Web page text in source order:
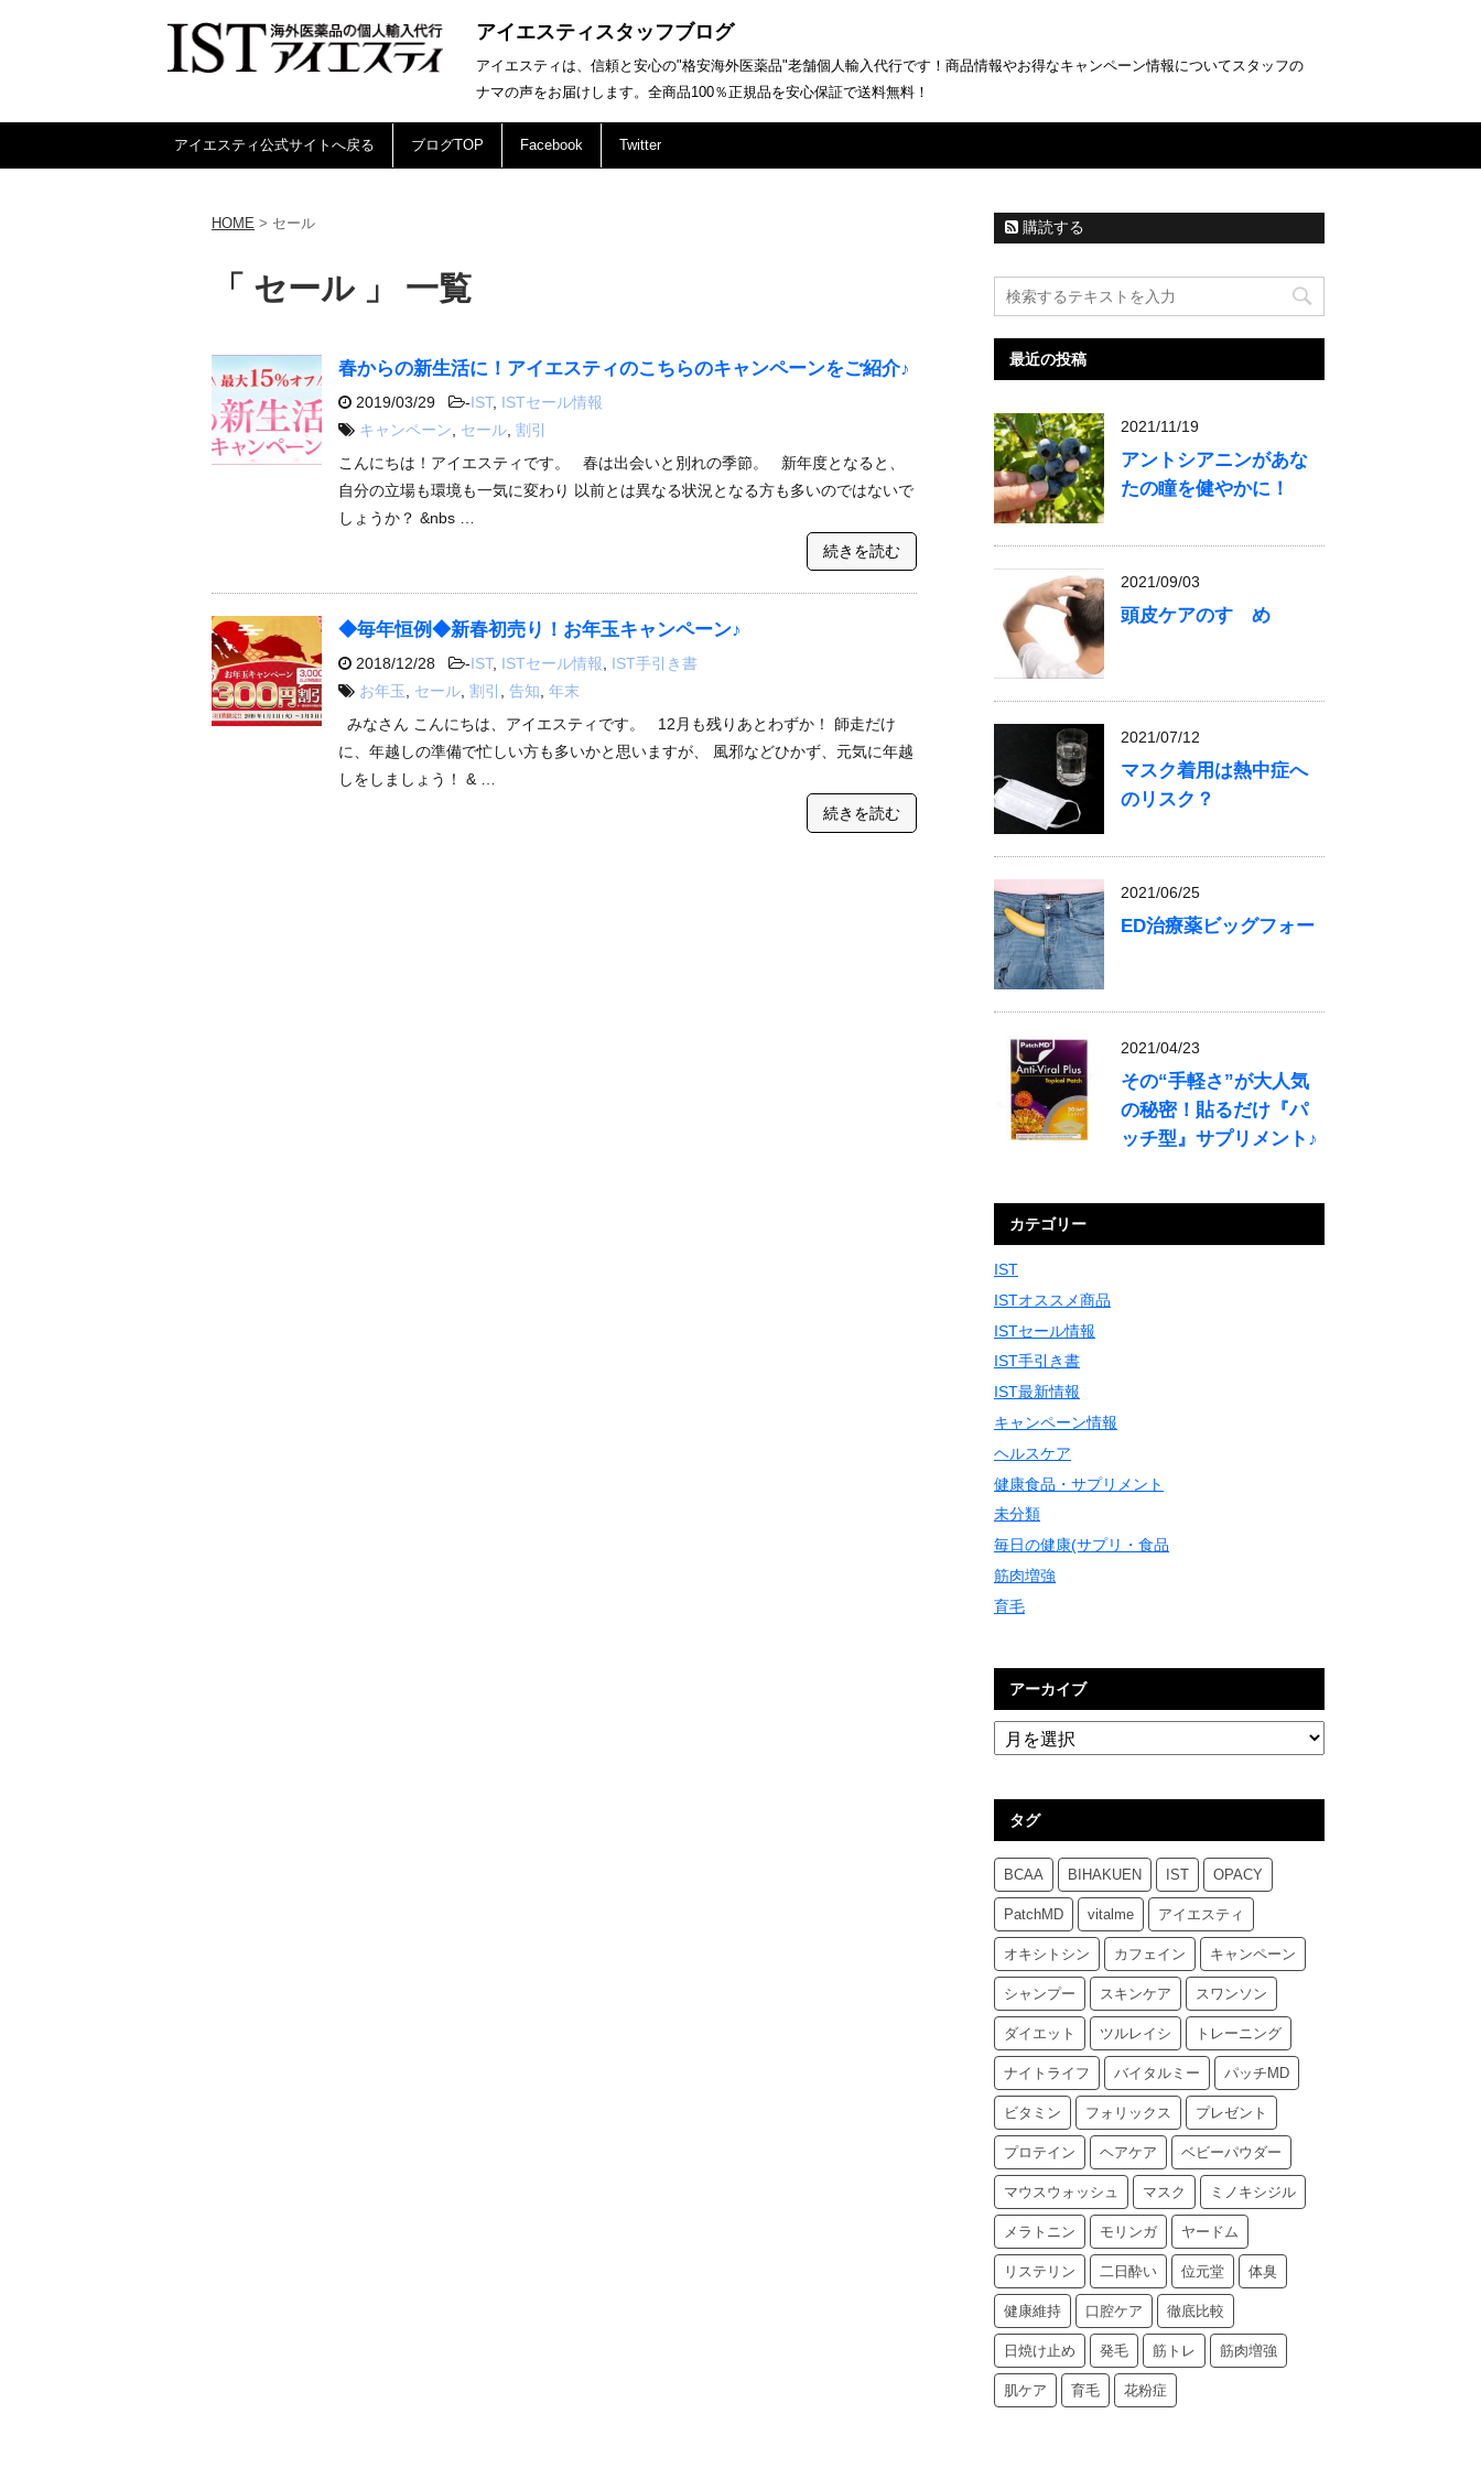
アイエスティスタッフブログ
アイエスティは、信頼と安心の"格安海外医薬品"老舗個人輸入代行です！商品情報やお得なキャンペーン情報についてスタッフの
ナマの声をお届けします。全商品100％正規品を安心保証で送料無料！
アイエスティ公式サイトへ戻る ブログTOP Facebook Twitter
HOME > セール
「 セール 」 一覧
春からの新生活に！アイエスティのこちらのキャンペーンをご紹介♪
2019/03/29 -IST, ISTセール情報
キャンペーン
セール 割引
こんにちは！アイエスティです。 春は出会いと別れの季節。 新年度となると、
自分の立場も環境も一気に変わり 以前とは異なる状況となる方も多いのではないで
しょうか？ &nbs …
続きを読む
◆毎年恒例◆新春初売り！お年玉キャンペーン♪
2018/12/28 -IST, ISTセール情報, IST手引き書
お年玉, セール, 割引 , 告知, 年末
みなさん こんにちは、アイエスティです。 12月も残りあとわずか！ 師走だけ
に、年越しの準備で忙しい方も多いかと思いますが、 風邪などひかず、元気に年越
しをしましょう！ & …
続きを読む
購読する
最近の投稿
2021/11/19
アントシアニンがあな
たの瞳を健やかに！
2021/09/03
頭皮ケアのすゝめ
2021/07/12
マスク着用は熱中症へ
のリスク？
2021/06/25
ED治療薬ビッグフォー
2021/04/23
その“手軽さ”が大人気
の秘密！貼るだけ『パ
ッチ型』サプリメント♪
カテゴリー
IST
ISTオススメ商品
ISTセール情報
IST手引き書
IST最新情報
キャンペーン情報
ヘルスケア
健康食品・サプリメント
未分類
毎日の健康(サプリ・食品
筋肉増強
育毛
アーカイブ
タグ
BCAA BIHAKUEN IST OPACY
PatchMD vitalme アイエスティ
オキシトシン カフェイン キャンペーン
シャンプー スキンケア スワンソン
ダイエット ツルレイシ トレーニング
ナイトライフ バイタルミー パッチMD
ビタミン フォリックス プレゼント
プロテイン ヘアケア ベビーパウダー
マウスウォッシュ マスク ミノキシジル
メラトニン モリンガ ヤードム
リステリン 二日酔い 位元堂 体臭
健康維持 口腔ケア 徹底比較
日焼け止め 発毛 筋トレ 筋肉増強
肌ケア 育毛 花粉症